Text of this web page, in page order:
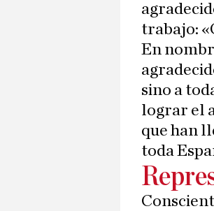
trabajo:
En
sino a
lograr el
que han
toda